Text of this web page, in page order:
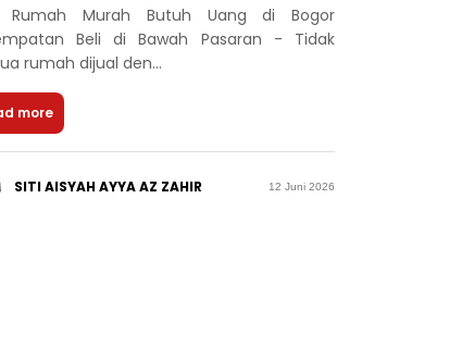
Rumah Murah Butuh Uang di Bogor
Beli di Bawah Pasaran - Tidak
rumah dijual den...
more
SITI AISYAH AYYA AZ ZAHIR 12 Juni 2026